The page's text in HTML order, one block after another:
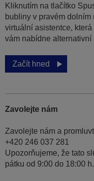
Kliknutím na tlačítko
bubliny v pravém
virtuální asistentce,
vám nabídne alternativní
Začít hned
Zavolejte nám
Zavolejte nám a
+420 246 037 281
Upozorňujeme, že tato
pátku od 9:00 do 18:00